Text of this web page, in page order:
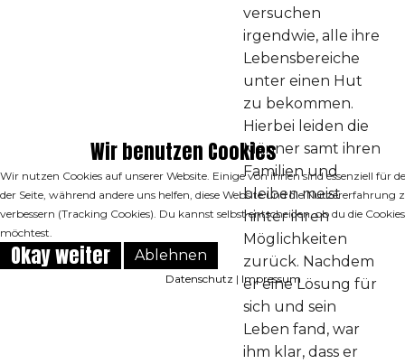
versuchen
irgendwie, alle ihre
Lebensbereiche
unter einen Hut
zu bekommen.
Hierbei leiden die
Männer samt ihren
Familien und
bleiben meist
hinter ihren
Möglichkeiten
zurück. Nachdem
er eine Lösung für
sich und sein
Leben fand, war
ihm klar, dass er
Wir benutzen Cookies
Wir nutzen Cookies auf unserer Website. Einige von ihnen sind essenziell für
der Seite, während andere uns helfen, diese Website und die Nutzererfahrung
verbessern (Tracking Cookies). Du kannst selbst entscheiden, ob du die
möchtest.
Okay weiter Ablehnen
Datenschutz | Impressum